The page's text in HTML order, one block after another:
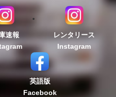
速報
レンタリース
Instagram
英語版
Facebook